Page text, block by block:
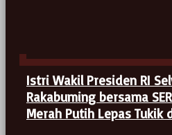
Istri Wakil Presiden RI
Rakabuming bersama
Merah Putih Lepas Tukik